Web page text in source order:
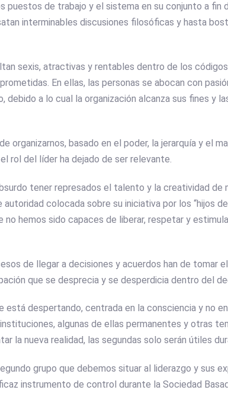
puestos de trabajo y el sistema en su conjunto a fin
interminables discusiones filosóficas y hasta
sexis, atractivas y rentables dentro de los
En ellas, las personas se abocan con
debido a lo cual la organización alcanza sus fines y
organizarnos, basado en el poder, la jerarquía y el
rol del líder ha dejado de ser relevante.
tener represados el talento y la creatividad de
autoridad colocada sobre su iniciativa por los “hijos
no hemos sido capaces de liberar, respetar y
de llegar a decisiones y acuerdos han de tomar
que se desprecia y se desperdicia dentro del
está despertando, centrada en la consciencia y no
algunas de ellas permanentes y otras
la nueva realidad, las segundas solo serán útiles
grupo que debemos situar al liderazgo y sus
instrumento de control durante la Sociedad